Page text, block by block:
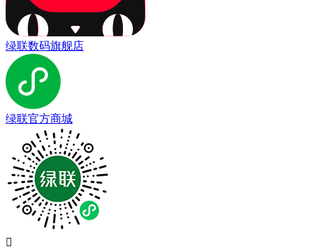
绿联数码旗舰店
绿联官方商城
